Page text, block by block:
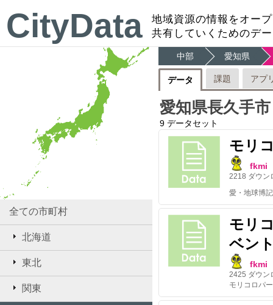
CityData
地域資源の情報をオー
共有していくためのデ
全ての市町村
北海道
東北
関東
中部 愛知県
データ 課題 アプ
愛知県長久手市
9 データセット
モリ
fkmi
2218 ダウン
モリ
ベン
fkmi
2425 ダウン
モリコロパ